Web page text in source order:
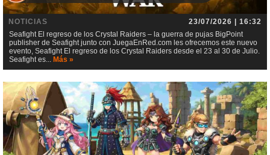
NOTICIAS
23/07/2026 | 16:32
Seafight El regreso de los Crystal Raiders – la guerra de pujas BigPoint
publisher de Seafight junto con JuegaEnRed.com les ofrecemos este nuevo
evento, Seafight El regreso de los Crystal Raiders desde el 23 al 30 de Julio.
Seafight es... Más »